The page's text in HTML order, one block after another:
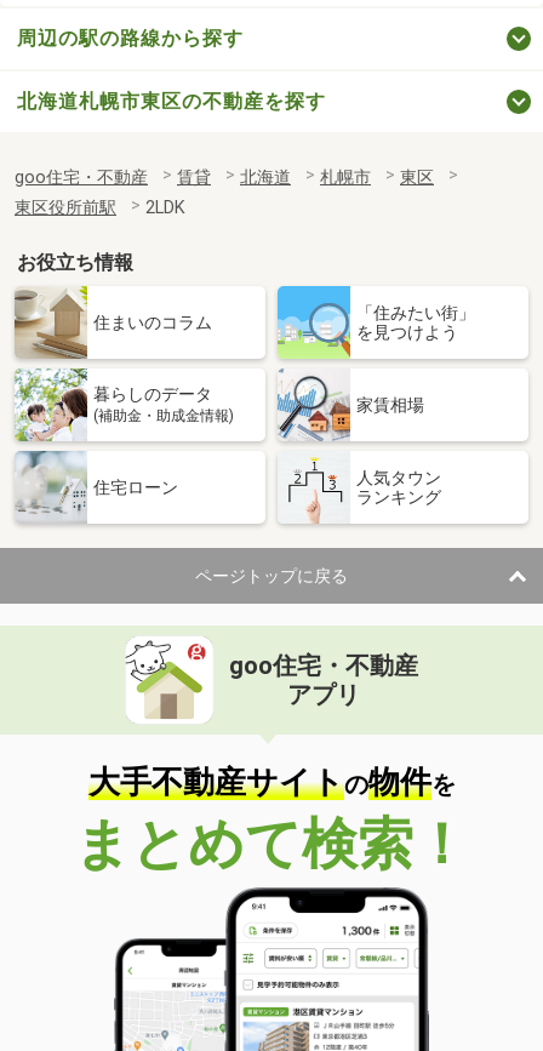
周辺の駅の路線から探す
北海道札幌市東区の不動産を探す
goo住宅・不動産 賃貸 北海道 札幌市
東区
東区役所前駅
2LDK
お役立ち情報
住まいのコラム
「住みたい街」
を見つけよう
暮らしのデータ
(補助金・助成金情報)
家賃相場
住宅ローン
人気タウン
ランキング
ページトップに戻る
goo住宅・不動産
アプリ
大手不動産サイトの物件を
まとめて検索！